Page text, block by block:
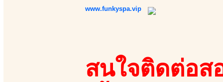
www.funkyspa.vip
สนใจติดต่อส